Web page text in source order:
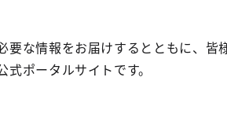
な情報をお届けするとともに、皆
ポータルサイトです。